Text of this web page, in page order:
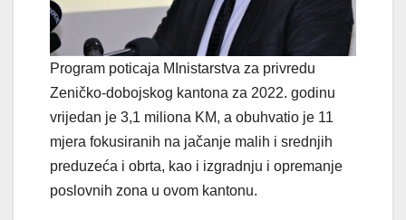
Program poticaja MInistarstva za privredu
Zeničko-dobojskog kantona za 2022. godinu
vrijedan je 3,1 miliona KM, a obuhvatio je 11
mjera fokusiranih na jačanje malih i srednjih
preduzeća i obrta, kao i izgradnju i opremanje
poslovnih zona u ovom kantonu.